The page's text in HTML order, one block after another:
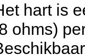
hart is
ohms)